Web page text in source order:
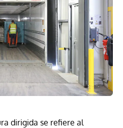
dirigida se refiere al